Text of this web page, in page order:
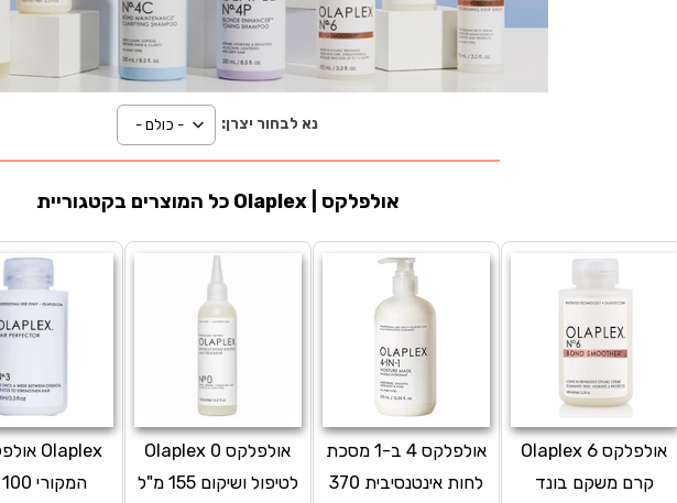
נא לבחור יצרן:
כל המוצרים בקטגוריית Olaplex | אולפלקס
המקורי 100 מ"ל
אולפלקס 0 Olaplex
לטיפול ושיקום 155 מ"ל
אולפלקס 4 ב-1 מסכת
לחות אינטנסיבית 370
אולפלקס 6 Olaplex
קרם משקם בונד